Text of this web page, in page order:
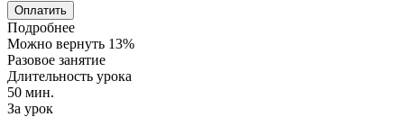
Оплатить
Подробнее
Можно вернуть 13%
Разовое занятие
Длительность урока
50 мин.
За урок